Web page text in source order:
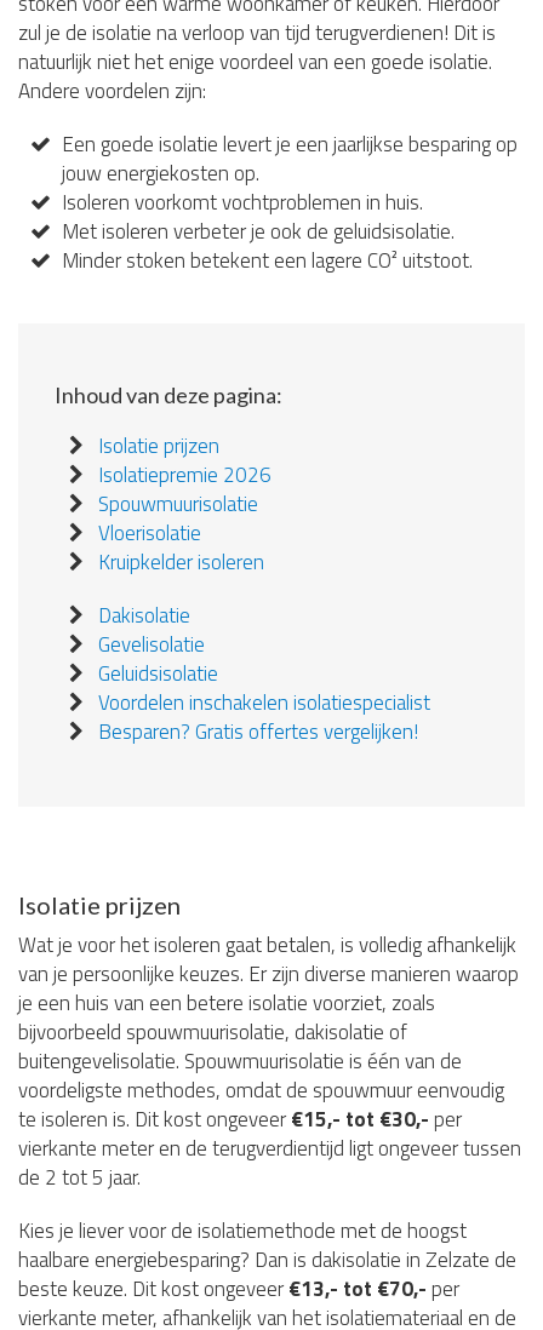
zul je de isolatie na verloop van tijd terugverdienen! Dit is
natuurlijk niet het enige voordeel van een goede isolatie.
Andere voordelen zijn:
Een goede isolatie levert je een jaarlijkse besparing op
jouw energiekosten op.
Isoleren voorkomt vochtproblemen in huis.
Met isoleren verbeter je ook de geluidsisolatie.
Minder stoken betekent een lagere CO² uitstoot.
Inhoud van deze pagina:
Isolatie prijzen
Isolatiepremie 2026
Spouwmuurisolatie
Vloerisolatie
Kruipkelder isoleren
Dakisolatie
Gevelisolatie
Geluidsisolatie
Voordelen inschakelen isolatiespecialist
Besparen? Gratis offertes vergelijken!
Isolatie prijzen
Wat je voor het isoleren gaat betalen, is volledig afhankelijk
van je persoonlijke keuzes. Er zijn diverse manieren waarop
je een huis van een betere isolatie voorziet, zoals
bijvoorbeeld spouwmuurisolatie, dakisolatie of
buitengevelisolatie. Spouwmuurisolatie is één van de
voordeligste methodes, omdat de spouwmuur eenvoudig
te isoleren is. Dit kost ongeveer€15,- tot €30,- per
vierkante meter en de terugverdientijd ligt ongeveer tussen
de 2 tot 5 jaar.
Kies je liever voor de isolatiemethode met de hoogst
haalbare energiebesparing? Dan is dakisolatie in Zelzate de
beste keuze. Dit kost ongeveer€13,- tot €70,- per
vierkante meter, afhankelijk van het isolatiemateriaal en de